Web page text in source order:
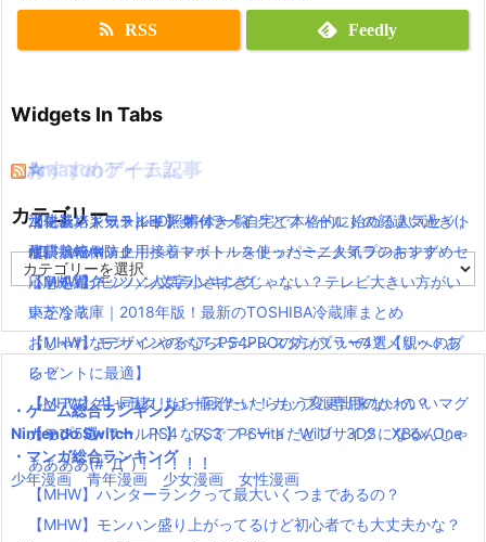
RSS Feedly
Widgets In Tabs
おすすめゲーム記事
【モンハンワールド】キャラメイクとフィールドの顔違い過ぎ(;
´Д｀)www
【MHW】モンハン文字小さすぎじゃない？テレビ大きい方がい
いかな？
【MHW】モンハンやるならPS4PROの方がいいの？メリットあ
る？
【MHW】キャラクリは一回作ったらもう変更出来ないの？
【モンハンワールド】なんでフィードだとブサイクになるんじゃ
ああああ(#ﾟДﾟ)！！！！！
【MHW】ハンターランクって最大いくつまであるの？
【MHW】モンハン盛り上がってるけど初心者でも大丈夫かな？
Amazonアイテム
水耕栽培キット|LED照明付き！自宅で本格的に始める人気セット
水耕栽培キット｜ペットボトルを使ったミニタイプのおすすめセ
ットを紹介
東芝冷蔵庫｜2018年版！最新のTOSHIBA冷蔵庫まとめ
おしゃれなデザインのペアステンレスタンブラー4選【親へのプ
レゼントに最適】
【ペアマグ】同棲したら揃えたい！カップル専用のかわいいマグ
カップ5選
☆
ニンテンドースイッチ 本体 一覧
使い捨てマスク
☆
消化器／人気ランキング
耐震・転倒防止用接着マット・ストッパー／人気ランキング
応急処置グッツ／人気ランキング
☆
カテゴリー
テ
リ
ー
・ゲーム総合ランキング
Nintendo Switch
PS4 PS3 PSVita WiiU 3DS
XBox One
・マンガ総合ランキング
少年漫画
青年漫画 少女漫画 女性漫画